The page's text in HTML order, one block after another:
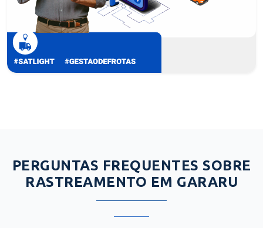
PERGUNTAS FREQUENTES SOBRE
RASTREAMENTO EM GARARU